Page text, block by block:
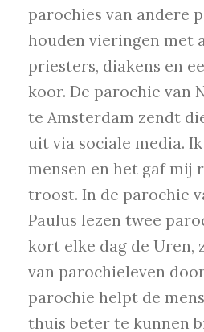
parochies van andere
houden vieringen met
priesters, diakens en
koor. De parochie van
te Amsterdam zendt
uit via sociale media.
mensen en het gaf mij
troost. In de parochie
Paulus lezen twee
kort elke dag de Uren,
van parochieleven
parochie helpt de
thuis beter te kunnen